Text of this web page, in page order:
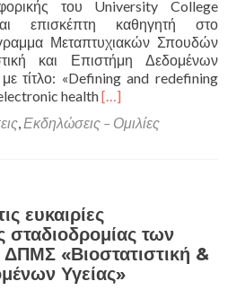
του University College
επισκέπτη καθηγητή στο
Μεταπτυχιακών Σπουδών
και Επιστήμη Δεδομένων
τίτλο: «Defining and redefining
healthRead
about
[…]
,Εκδηλώσεις – Ομιλίες
ευκαιρίες
σταδιοδρομίας των
«Βιοστατιστική &
Υγείας»